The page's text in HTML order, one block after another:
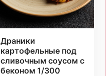
Драники
картофельные под
сливочным соусом с
беконом 1/300